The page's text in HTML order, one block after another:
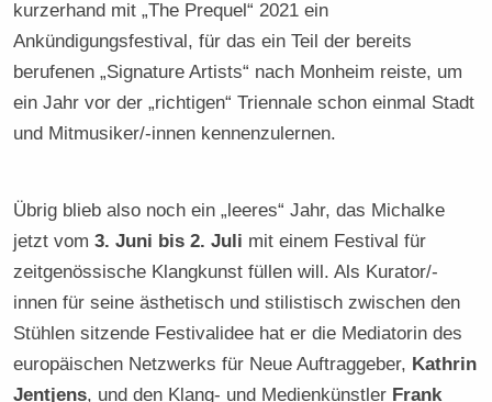
kurzerhand mit „The Prequel“ 2021 ein
Ankündigungsfestival, für das ein Teil der bereits
berufenen „Signature Artists“ nach Monheim reiste, um
ein Jahr vor der „richtigen“ Triennale schon einmal Stadt
und Mitmusiker/-innen kennenzulernen.
Übrig blieb also noch ein „leeres“ Jahr, das Michalke
jetzt vom3. Juni bis 2. Juli mit einem Festival für
zeitgenössische Klangkunst füllen will. Als Kurator/-
innen für seine ästhetisch und stilistisch zwischen den
Stühlen sitzende Festivalidee hat er die Mediatorin des
europäischen Netzwerks für Neue Auftraggeber, Kathrin
Jentjens, und den Klang- und Medienkünstler Frank